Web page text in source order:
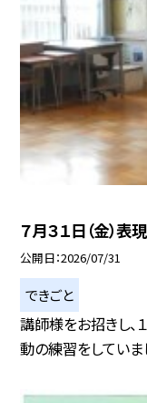
７月３１日（金）表
公開日 2026/07/31
できごと
講師様をお招きし、
動の練習をしていま